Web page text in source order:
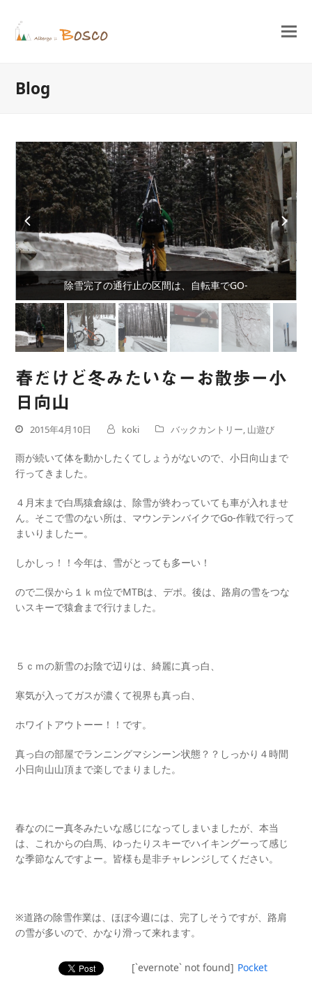
Blog
除雪完了の通行止の区間は、自転車でGO-
previous
slide
next
slide
春だけど冬みたいなーお散歩ー小
日向山
2015年4月10日 koki バックカントリー, 山遊び
雨が続いて体を動かしたくてしょうがないので、小日向山まで
行ってきました。
４月末まで白馬猿倉線は、除雪が終わっていても車が入れませ
ん。そこで雪のない所は、マウンテンバイクでGo-作戦で行って
まいりましたー。
しかしっ！！今年は、雪がとっても多ーい！
ので二俣から１ｋｍ位でMTBは、デポ。後は、路肩の雪をつな
いスキーで猿倉まで行けました。
５ｃｍの新雪のお陰で辺りは、綺麗に真っ白、
寒気が入ってガスが濃くて視界も真っ白、
ホワイトアウトーー！！です。
真っ白の部屋でランニングマシンーン状態？？しっかり４時間
小日向山山頂まで楽しでまりました。
春なのにー真冬みたいな感じになってしまいましたが、本当
は、これからの白馬、ゆったりスキーでハイキングーって感じ
な季節なんですよー。皆様も是非チャレンジしてください。
※道路の除雪作業は、ほぼ今週には、完了しそうですが、路肩
の雪が多いので、かなり滑って来れます。
[`evernote` not found] Pocket